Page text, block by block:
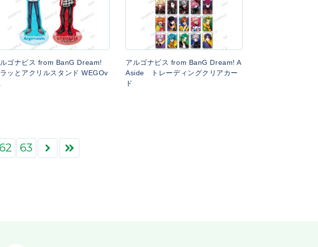
ゴナビス from BanG Dream!
ッとアクリルスタンド WEGOv
アルゴナビス from BanG Dream! A
Aside トレーディングクリアカー
ド
62 63